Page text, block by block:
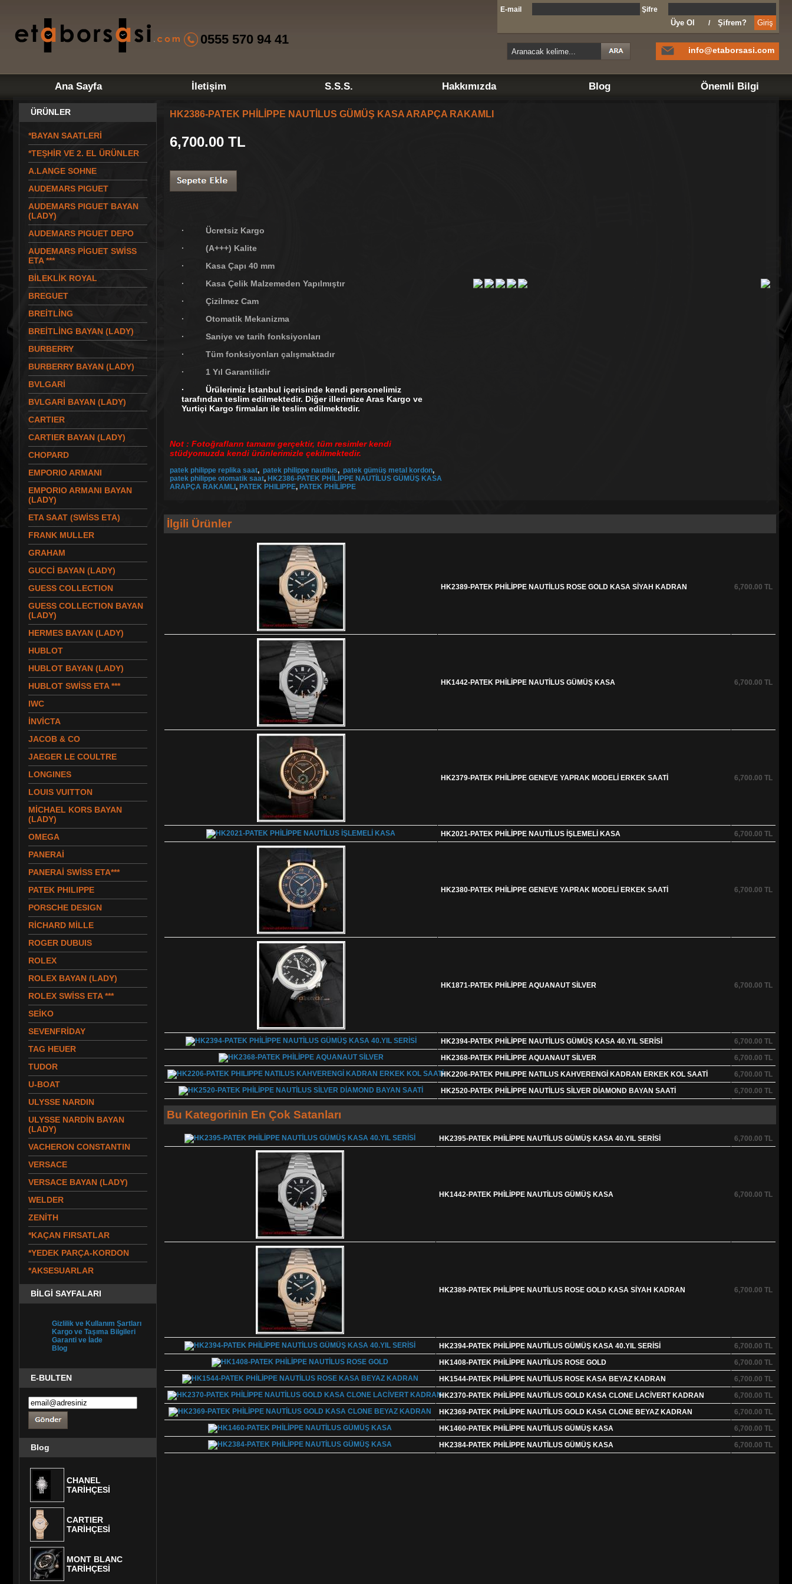
E-mail Şifre
Üye Ol / Şifrem?
0555 570 94 41
info@etaborsasi.com
Ana Sayfa İletişim S.S.S. Hakkımızda Blog Önemli Bilgi
ÜRÜNLER
*BAYAN SAATLERİ
*TEŞHİR VE 2. EL ÜRÜNLER
A.LANGE SOHNE
AUDEMARS PIGUET
AUDEMARS PIGUET BAYAN
(LADY)
AUDEMARS PIGUET DEPO
AUDEMARS PİGUET SWİSS
ETA ***
BİLEKLİK ROYAL
BREGUET
BREİTLİNG
BREİTLİNG BAYAN (LADY)
BURBERRY
BURBERRY BAYAN (LADY)
BVLGARİ
BVLGARİ BAYAN (LADY)
CARTIER
CARTIER BAYAN (LADY)
CHOPARD
EMPORIO ARMANI
EMPORIO ARMANI BAYAN
(LADY)
ETA SAAT (SWİSS ETA)
FRANK MULLER
GRAHAM
GUCCİ BAYAN (LADY)
GUESS COLLECTION
GUESS COLLECTION BAYAN
(LADY)
HERMES BAYAN (LADY)
HUBLOT
HUBLOT BAYAN (LADY)
HUBLOT SWİSS ETA ***
IWC
İNVİCTA
JACOB & CO
JAEGER LE COULTRE
LONGINES
LOUIS VUITTON
MİCHAEL KORS BAYAN
(LADY)
OMEGA
PANERAİ
PANERAİ SWİSS ETA***
PATEK PHILIPPE
PORSCHE DESIGN
RİCHARD MİLLE
ROGER DUBUIS
ROLEX
ROLEX BAYAN (LADY)
ROLEX SWİSS ETA ***
SEİKO
SEVENFRİDAY
TAG HEUER
TUDOR
U-BOAT
ULYSSE NARDIN
ULYSSE NARDİN BAYAN
(LADY)
VACHERON CONSTANTIN
VERSACE
VERSACE BAYAN (LADY)
WELDER
ZENİTH
*KAÇAN FIRSATLAR
*YEDEK PARÇA-KORDON
*AKSESUARLAR
BİLGİ SAYFALARI
Gizlilik ve Kullanım Şartları
Kargo ve Taşıma Bilgileri
Garanti ve İade
Blog
E-BULTEN
Blog
CHANEL
TARİHÇESİ
CARTIER
TARİHÇESİ
MONT BLANC
TARİHÇESİ
HK2386-PATEK PHİLİPPE NAUTİLUS GÜMÜŞ KASA ARAPÇA RAKAMLI
6,700.00 TL
· Ücretsiz Kargo
· (A+++) Kalite
· Kasa Çapı 40 mm
· Kasa Çelik Malzemeden Yapılmıştır
· Çizilmez Cam
· Otomatik Mekanizma
· Saniye ve tarih fonksiyonları
· Tüm fonksiyonları çalışmaktadır
· 1 Yıl Garantilidir
· Ürülerimiz İstanbul içerisinde kendi personelimiz
tarafından teslim edilmektedir. Diğer illerimize Aras Kargo ve
Yurtiçi Kargo firmaları ile teslim edilmektedir.
Not : Fotoğrafların tamamı gerçektir, tüm resimler kendi
stüdyomuzda kendi ürünlerimizle çekilmektedir.
patek philippe replika saat, patek philippe nautilus, patek gümüş metal kordon,
patek philippe otomatik saat, HK2386-PATEK PHİLİPPE NAUTİLUS GÜMÜŞ KASA
ARAPÇA RAKAMLI , PATEK PHILIPPE, PATEK PHİLİPPE
İlgili Ürünler
HK2389-PATEK PHİLİPPE NAUTİLUS ROSE GOLD KASA SİYAH KADRAN 6,700.00 TL
HK1442-PATEK PHİLİPPE NAUTİLUS GÜMÜŞ KASA 6,700.00 TL
HK2379-PATEK PHİLİPPE GENEVE YAPRAK MODELİ ERKEK SAATİ 6,700.00 TL
HK2021-PATEK PHİLİPPE NAUTİLUS İŞLEMELİ KASA 6,700.00 TL
HK2380-PATEK PHİLİPPE GENEVE YAPRAK MODELİ ERKEK SAATİ 6,700.00 TL
HK1871-PATEK PHİLİPPE AQUANAUT SİLVER 6,700.00 TL
HK2394-PATEK PHİLİPPE NAUTİLUS GÜMÜŞ KASA 40.YIL SERİSİ 6,700.00 TL
HK2368-PATEK PHİLİPPE AQUANAUT SİLVER
6,700.00 TL
HK2206-PATEK PHILIPPE NATILUS KAHVERENGİ KADRAN ERKEK KOL SAATİ
6,700.00 TL
HK2520-PATEK PHİLİPPE NAUTİLUS SİLVER DİAMOND BAYAN SAATİ
6,700.00 TL
Bu Kategorinin En Çok Satanları
HK2395-PATEK PHİLİPPE NAUTİLUS GÜMÜŞ KASA 40.YIL SERİSİ 6,700.00 TL
HK1442-PATEK PHİLİPPE NAUTİLUS GÜMÜŞ KASA 6,700.00 TL
HK2389-PATEK PHİLİPPE NAUTİLUS ROSE GOLD KASA SİYAH KADRAN 6,700.00 TL
HK2394-PATEK PHİLİPPE NAUTİLUS GÜMÜŞ KASA 40.YIL SERİSİ 6,700.00 TL
HK1408-PATEK PHİLİPPE NAUTİLUS ROSE GOLD
6,700.00 TL
HK1544-PATEK PHİLİPPE NAUTİLUS ROSE KASA BEYAZ KADRAN
6,700.00 TL
HK2370-PATEK PHİLİPPE NAUTİLUS GOLD KASA CLONE LACİVERT KADRAN
6,700.00 TL
HK2369-PATEK PHİLİPPE NAUTİLUS GOLD KASA CLONE BEYAZ KADRAN
6,700.00 TL
HK1460-PATEK PHİLİPPE NAUTİLUS GÜMÜŞ KASA
6,700.00 TL
HK2384-PATEK PHİLİPPE NAUTİLUS GÜMÜŞ KASA
6,700.00 TL